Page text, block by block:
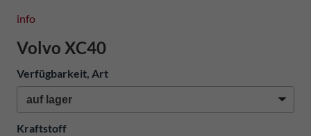
info
Volvo XC40
Verfügbarkeit, Art
Kraftstoff